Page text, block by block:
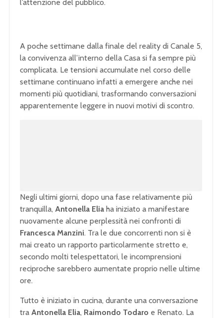
l’attenzione del pubblico.
A poche settimane dalla finale del reality di Canale 5,
la convivenza all’interno della Casa si fa sempre più
complicata. Le tensioni accumulate nel corso delle
settimane continuano infatti a emergere anche nei
momenti più quotidiani, trasformando conversazioni
apparentemente leggere in nuovi motivi di scontro.
Negli ultimi giorni, dopo una fase relativamente più
tranquilla, Antonella Elia ha iniziato a manifestare
nuovamente alcune perplessità nei confronti di
Francesca Manzini. Tra le due concorrenti non si è
mai creato un rapporto particolarmente stretto e,
secondo molti telespettatori, le incomprensioni
reciproche sarebbero aumentate proprio nelle ultime
ore.
Tutto è iniziato in cucina, durante una conversazione
tra Antonella Elia, Raimondo Todaro e Renato. La